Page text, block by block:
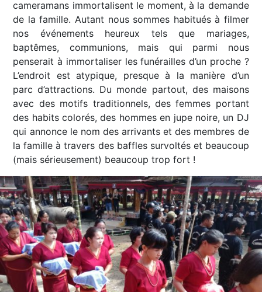
cameramans immortalisent le moment, à la demande
de la famille. Autant nous sommes habitués à filmer
nos événements heureux tels que mariages,
baptêmes, communions, mais qui parmi nous
penserait à immortaliser les funérailles d’un proche ?
L’endroit est atypique, presque à la manière d’un
parc d’attractions. Du monde partout, des maisons
avec des motifs traditionnels, des femmes portant
des habits colorés, des hommes en jupe noire, un DJ
qui annonce le nom des arrivants et des membres de
la famille à travers des baffles survoltés et beaucoup
(mais sérieusement) beaucoup trop fort !